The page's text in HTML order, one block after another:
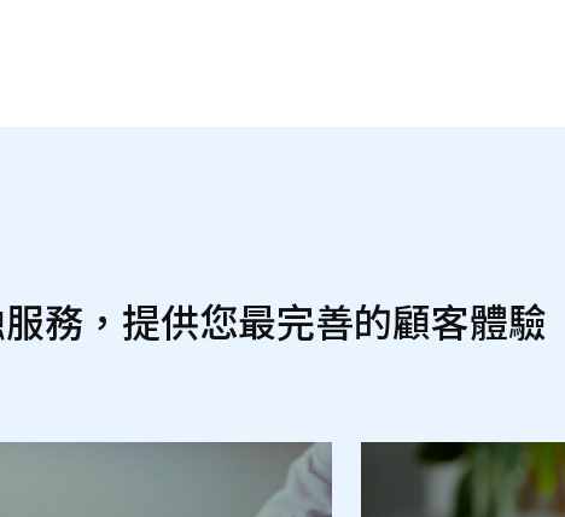
務，提供您最完善的顧客體驗